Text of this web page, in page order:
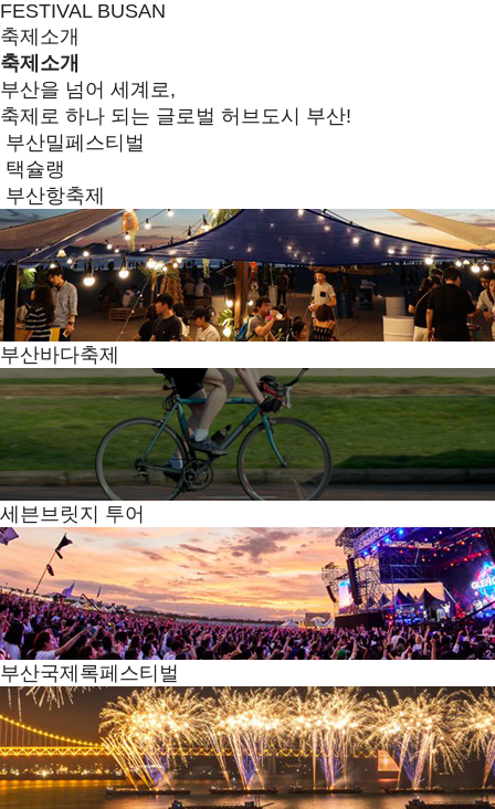
FESTIVAL BUSAN
축제소개
축제소개
부산을 넘어 세계로,
축제로 하나 되는 글로벌 허브도시 부산!
부산밀페스티벌
택슐랭
부산항축제
부산바다축제
세븐브릿지 투어
부산국제록페스티벌